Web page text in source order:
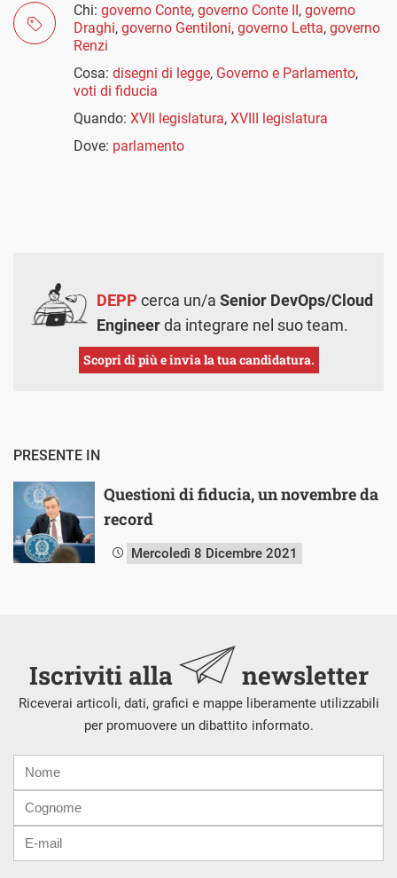
Chi: governo Conte, governo Conte II, governo
Draghi, governo Gentiloni, governo Letta, governo
Renzi
Cosa: disegni di legge, Governo e Parlamento,
voti di fiducia
Quando: XVII legislatura, XVIII legislatura
Dove: parlamento
DEPP cerca un/a Senior DevOps/Cloud
Engineerda integrare nel suo team.
Scopri di più e invia la tua candidatura.
PRESENTE IN
Questioni di fiducia, un novembre da
record
Mercoledì 8 Dicembre 2021
Iscriviti alla newsletter
Riceverai articoli, dati, grafici e mappe liberamente utilizzabili
per promuovere un dibattito informato.
mail